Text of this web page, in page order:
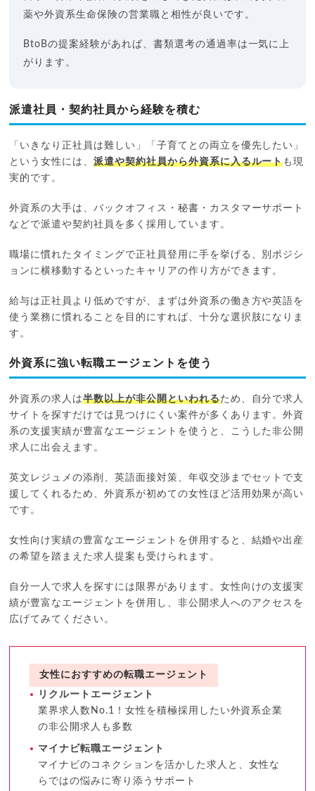
薬や外資系生命保険の営業職と相性が良いです。
BtoBの提案経験があれば、書類選考の通過率は一気に上
がります。
派遣社員・契約社員から経験を積む
「いきなり正社員は難しい」「子育てとの両立を優先したい」
という女性には、派遣や契約社員から外資系に入るルートも現
実的です。
外資系の大手は、バックオフィス・秘書・カスタマーサポート
などで派遣や契約社員を多く採用しています。
職場に慣れたタイミングで正社員登用に手を挙げる、別ポジシ
ョンに横移動するといったキャリアの作り方ができます。
給与は正社員より低めですが、まずは外資系の働き方や英語を
使う業務に慣れることを目的にすれば、十分な選択肢になりま
す。
外資系に強い転職エージェントを使う
外資系の求人は半数以上が非公開といわれるため、自分で求人
サイトを探すだけでは見つけにくい案件が多くあります。外資
系の支援実績が豊富なエージェントを使うと、こうした非公開
求人に出会えます。
英文レジュメの添削、英語面接対策、年収交渉までセットで支
援してくれるため、外資系が初めての女性ほど活用効果が高い
です。
女性向け実績の豊富なエージェントを併用すると、結婚や出産
の希望を踏まえた求人提案も受けられます。
自分一人で求人を探すには限界があります。女性向けの支援実
績が豊富なエージェントを併用し、非公開求人へのアクセスを
広げてみてください。
女性におすすめの転職エージェント
リクルートエージェント
業界求人数No.1！女性を積極採用したい外資系企業
の非公開求人も多数
マイナビ転職エージェント
マイナビのコネクションを活かした求人と、女性な
らではの悩みに寄り添うサポート